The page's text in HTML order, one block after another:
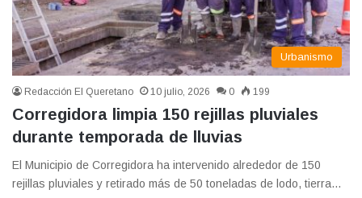
Urbanismo
Redacción El Queretano 10 julio, 2026 0 199
Corregidora limpia 150 rejillas pluviales
durante temporada de lluvias
El Municipio de Corregidora ha intervenido alrededor de 150
rejillas pluviales y retirado más de 50 toneladas de lodo, tierra…